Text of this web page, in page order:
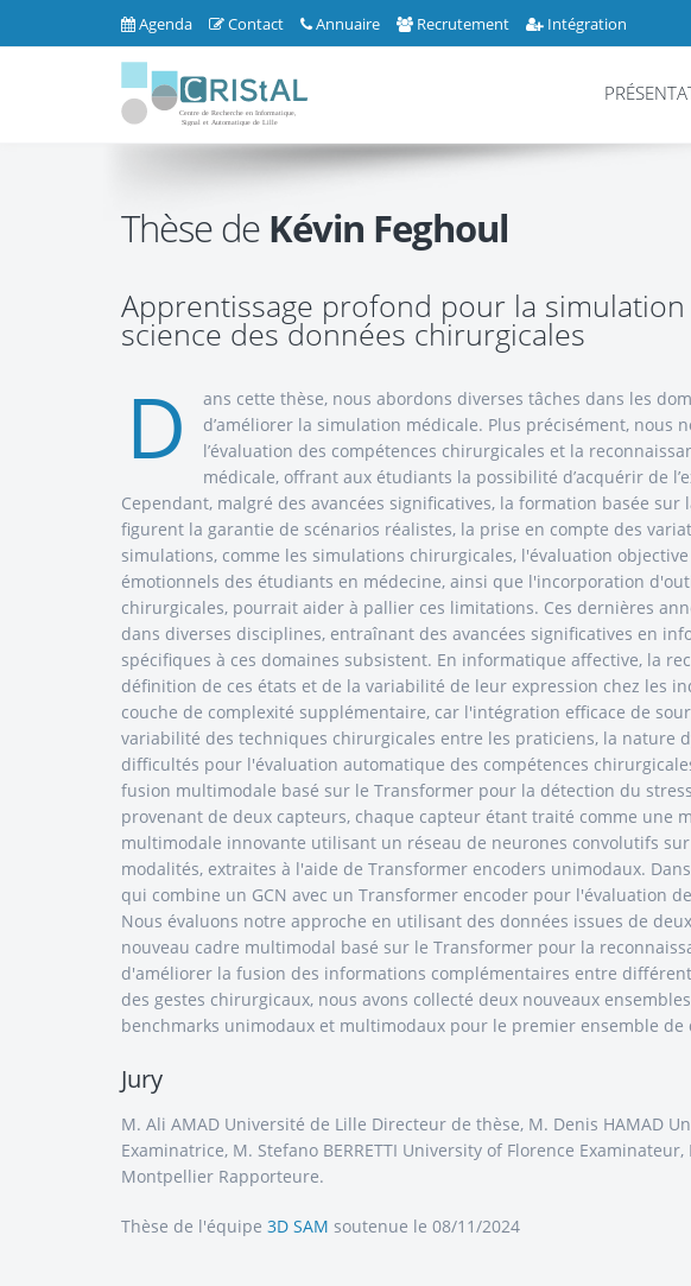
Agenda Contact Annuaire Recrutement Intégration
Thèse de Kévin Feghoul
Apprentissage profond pour la
science des données chirurgicales
D
ans cette thèse, nous abordons diverses tâches dans les
d’améliorer la simulation médicale. Plus précisément, nous
l’évaluation des compétences chirurgicales et la
médicale, offrant aux étudiants la possibilité d’acquérir de
Cependant, malgré des avancées significatives, la formation basée
figurent la garantie de scénarios réalistes, la prise en compte des
simulations, comme les simulations chirurgicales, l'évaluation
émotionnels des étudiants en médecine, ainsi que l'incorporation
chirurgicales, pourrait aider à pallier ces limitations. Ces dernières
dans diverses disciplines, entraînant des avancées significatives en
spécifiques à ces domaines subsistent. En informatique affective, la
définition de ces états et de la variabilité de leur expression chez les
couche de complexité supplémentaire, car l'intégration efficace de
variabilité des techniques chirurgicales entre les praticiens, la
difficultés pour l'évaluation automatique des compétences
fusion multimodale basé sur le Transformer pour la détection du
provenant de deux capteurs, chaque capteur étant traité comme une
multimodale innovante utilisant un réseau de neurones convolutifs
modalités, extraites à l'aide de Transformer encoders unimodaux.
qui combine un GCN avec un Transformer encoder pour l'évaluation
Nous évaluons notre approche en utilisant des données issues de
nouveau cadre multimodal basé sur le Transformer pour la
d'améliorer la fusion des informations complémentaires entre
des gestes chirurgicaux, nous avons collecté deux nouveaux
benchmarks unimodaux et multimodaux pour le premier ensemble
Jury
M. Ali AMAD Université de Lille Directeur de thèse, M. Denis HAMAD
Examinatrice, M. Stefano BERRETTI University of Florence
Montpellier Rapporteure.
Thèse de l'équipe 3D SAM soutenue le 08/11/2024